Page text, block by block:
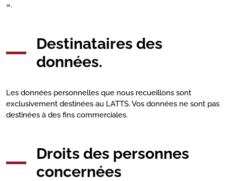
».
Destinataires des
données.
Les données personnelles que nous recueillons sont
exclusivement destinées au LATTS. Vos données ne sont pas
destinées à des fins commerciales.
Droits des personnes
concernées